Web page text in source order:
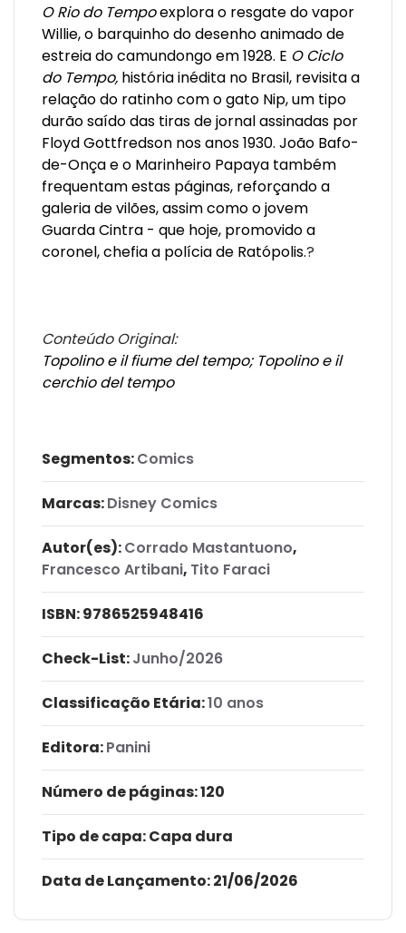
O Rio do Tempoexplora o resgate do vapor
Willie, o barquinho do desenho animado de
estreia do camundongo em 1928. E O Ciclo
do Tempo, história inédita no Brasil, revisita a
relação do ratinho com o gato Nip, um tipo
durão saído das tiras de jornal assinadas por
Floyd Gottfredson nos anos 1930. João Bafo-
de-Onça e o Marinheiro Papaya também
frequentam estas páginas, reforçando a
galeria de vilões, assim como o jovem
Guarda Cintra - que hoje, promovido a
coronel, chefia a polícia de Ratópolis.?
Conteúdo Original:
Topolino e il fiume del tempo; Topolino e il
cerchio del tempo
Segmentos:Comics
Marcas:Disney Comics
Autor(es):Corrado Mastantuono,
Francesco Artibani, Tito Faraci
ISBN:9786525948416
Check-List:Junho/2026
Classificação Etária:10 anos
Editora:Panini
Número de páginas: 120
Tipo de capa:Capa dura
Data de Lançamento:21/06/2026